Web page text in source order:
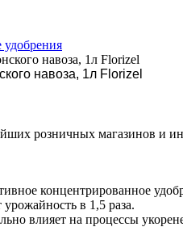
удобрения
навоза, 1л Florizel
навоза, 1л Florizel
розничных магазинов и
концентрированное
в 1,5 раза.
влияет на процессы